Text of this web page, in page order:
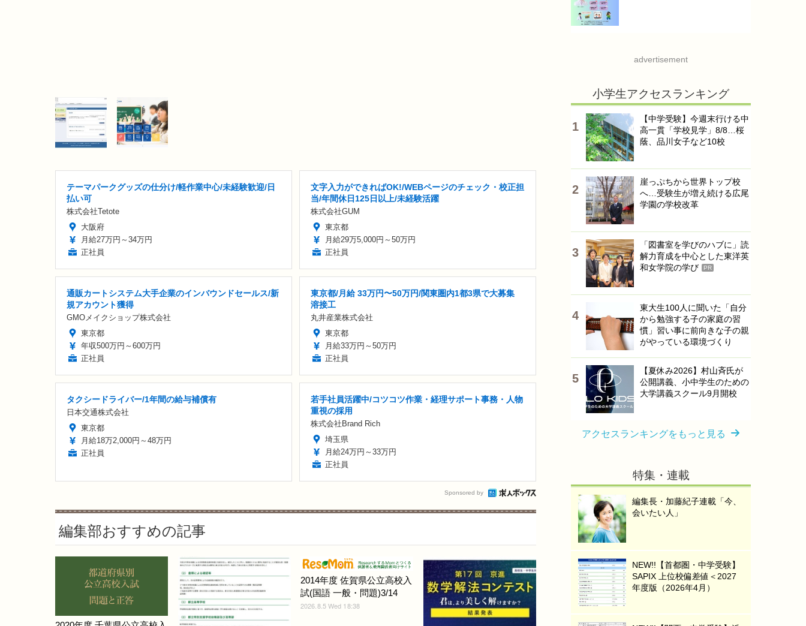
テーマパークグッズの仕分け/軽作業中心/未経験歓迎/日
払い可
株式会社Tetote
大阪府
月給27万円～34万円
正社員
文字入力ができればOK!/WEBページのチェック・校正担
当/年間休日125日以上/未経験活躍
株式会社GUM
東京都
月給29万5,000円～50万円
正社員
通販カートシステム大手企業のインバウンドセールス/新
規アカウント獲得
GMOメイクショップ株式会社
東京都
年収500万円～600万円
正社員
東京都/月給 33万円〜50万円/関東圏内1都3県で大募集
溶接工
丸井産業株式会社
東京都
月給33万円～50万円
正社員
タクシードライバー/1年間の給与補償有
日本交通株式会社
東京都
月給18万2,000円～48万円
正社員
若手社員活躍中/コツコツ作業・経理サポート事務・人物
重視の採用
株式会社Brand Rich
埼玉県
月給24万円～33万円
正社員
Sponsored by
編集部おすすめの記事
2014年度 佐賀県公立高校入
試(国語 一般・問題)3/14
2026.8.5 Wed 18:38
advertisement
小学生アクセスランキング
【中学受験】今週末行ける中
高一貫「学校見学」8/8…桜
蔭、品川女子など10校
崖っぷちから世界トップ校
へ…受験生が増え続ける広尾
学園の学校改革
「図書室を学びのハブに」読
解力育成を中心とした東洋英
和女学院の学び
PR
東大生100人に聞いた「自分
から勉強する子の家庭の習
慣」習い事に前向きな子の親
がやっている環境づくり
【夏休み2026】村山斉氏が
公開講義、小中学生のための
大学講義スクール9月開校
アクセスランキングをもっと見る
特集・連載
編集長・加藤紀子連載「今、
会いたい人」
NEW!!【首都圏・中学受験】
SAPIX 上位校偏差値＜2027
年度版（2026年4月）